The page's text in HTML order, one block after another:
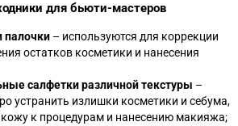
для бьюти-мастеров
палочки – используются для коррекции
остатков косметики и нанесения
салфетки различной текстуры –
устранить излишки косметики и себума,
кожу к процедурам и нанесению макияжа;